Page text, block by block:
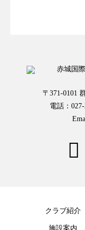
〒371-0101
電話：
クラブ紹介
施設案内